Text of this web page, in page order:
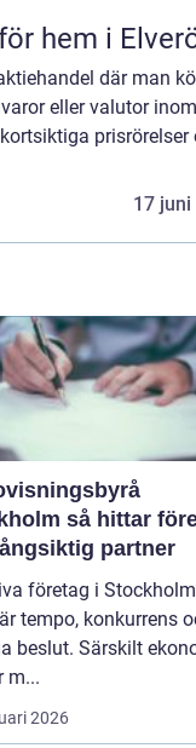
hem i
där man
eller valutor inom
prisrörelser
17 juni
hittar företag
partner
företag i Stockholm
tempo, konkurrens
beslut. Särskilt
m...
2026